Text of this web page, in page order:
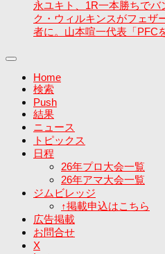
永ユキト、1R一本勝ちで
ク・ウィルキンスがフェザ
者に。山本喧一代表「PFC
Home
検索
Push
結果
ニュース
トピックス
日程
26年プロ大会一覧
26年アマ大会一覧
ジムビレッジ
↑掲載申込はこちら
広告掲載
お問合せ
X